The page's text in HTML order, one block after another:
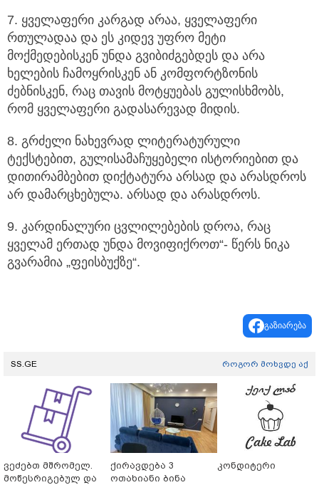
7. ყველაფერი კარგად არაა, ყველაფერი
რთულადაა და ეს კიდევ უფრო მეტი
მოქმედებისკენ უნდა გვიბიძგებდეს და არა
ხელების ჩამოყრისკენ ან კომფორტზონის
ძებნისკენ, რაც თავის მოტყუებას გულისხმობს,
რომ ყველაფერი გადასარევად მიდის.
8. გრძელი ნახევრად ლიტერატურული
ტექსტებით, გულისამაჩუყებელი ისტორიებით და
დითირამბებით დიქტატურა არსად და არასდროს
არ დამარცხებულა. არსად და არასდროს.
9. კარდინალური ცვლილებების დროა, რაც
ყველამ ერთად უნდა მოვიფიქროთ“- წერს ნიკა
გვარამია „ფეისბუქზე“.
გაზიარება
SS.GE როგორ მოხვდე აქ
ვეძებთ მშრომელ.
მოწესრიგებულ და
ქირავდება 3
ოთახიანი ბინა
კონდიტერი